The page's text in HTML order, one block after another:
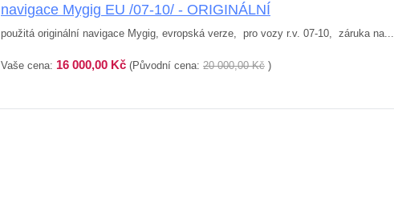
navigace Mygig EU /07-10/ - ORIGINÁLNÍ
použitá originální navigace Mygig, evropská verze, pro vozy r.v. 07-10, záruka na...
Vaše cena: 16 000,00 Kč (Původní cena: 20 000,00 Kč )